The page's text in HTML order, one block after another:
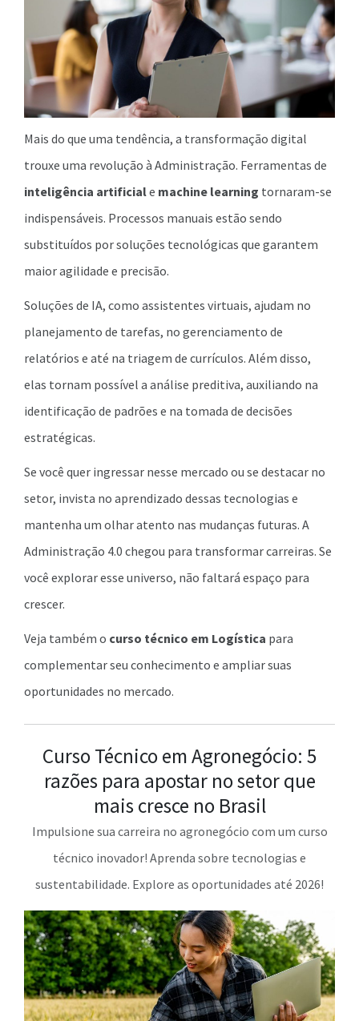
Mais do que uma tendência, a transformação digital
trouxe uma revolução à Administração. Ferramentas de
inteligência artificiale machine learning tornaram-se
indispensáveis. Processos manuais estão sendo
substituídos por soluções tecnológicas que garantem
maior agilidade e precisão.
Soluções de IA, como assistentes virtuais, ajudam no
planejamento de tarefas, no gerenciamento de
relatórios e até na triagem de currículos. Além disso,
elas tornam possível a análise preditiva, auxiliando na
identificação de padrões e na tomada de decisões
estratégicas.
Se você quer ingressar nesse mercado ou se destacar no
setor, invista no aprendizado dessas tecnologias e
mantenha um olhar atento nas mudanças futuras. A
Administração 4.0 chegou para transformar carreiras. Se
você explorar esse universo, não faltará espaço para
crescer.
Veja também o curso técnico em Logística para
complementar seu conhecimento e ampliar suas
oportunidades no mercado.
Curso Técnico em Agronegócio: 5
razões para apostar no setor que
mais cresce no Brasil
Impulsione sua carreira no agronegócio com um curso
técnico inovador! Aprenda sobre tecnologias e
sustentabilidade. Explore as oportunidades até 2026!